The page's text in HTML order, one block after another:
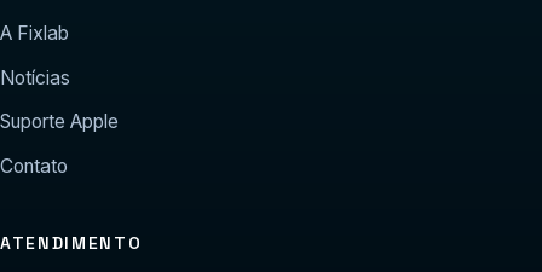
A Fixlab
Notícias
Suporte Apple
Contato
ATENDIMENTO